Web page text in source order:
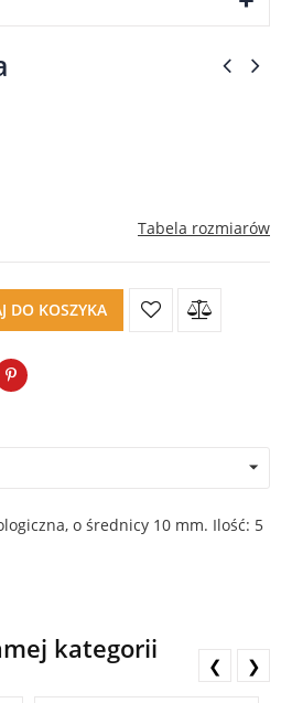
Tabela rozmiarów
DO KOSZYKA
o średnicy 10 mm. Ilość: 5
kategorii
❮ ❯